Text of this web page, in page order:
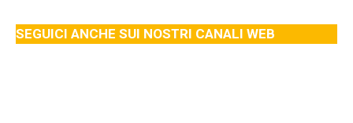
SEGUICI ANCHE SUI NOSTRI CANALI WEB